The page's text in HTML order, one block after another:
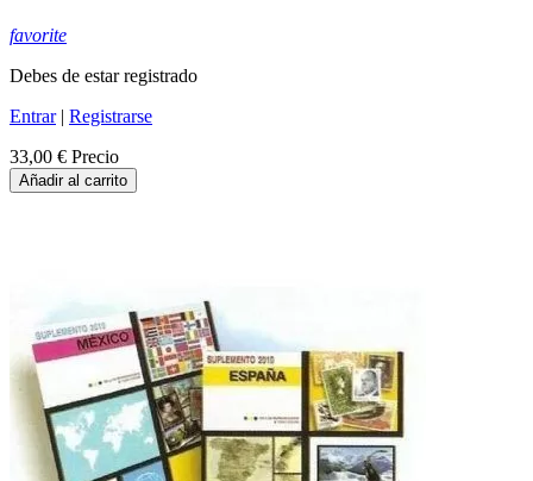
favorite
Debes de estar registrado
Entrar| Registrarse
33,00 € Precio
Añadir al carrito